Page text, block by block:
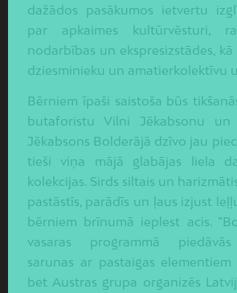
dažādos pasākumos ietvertu
par apkaimes kultūrvēsturi,
nodarbības un ekspresizstādes,
dziesminieku un amatierkolektīvu
Bērniem īpaši saistoša būs
butaforistu Vilni Jēkabsonu un
Jēkabsons Bolderājā dzīvo jau
tieši viņa mājā glabājas liela
kolekcijas. Sirds siltais un
pastāstīs, parādīs un ļaus izjust
bērniem brīnumā ieplest acis.
vasaras programmā piedāvās
sarunas ar pastaigas elementiem
bet Austras grupa organizēs